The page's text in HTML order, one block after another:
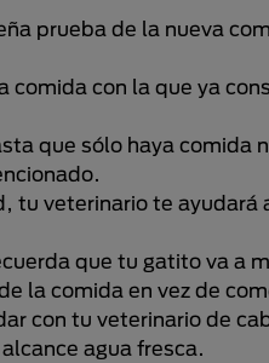
prueba de la nueva
comida con la que ya
que sólo haya comida
veterinario te ayudará
que tu gatito va a
la comida en vez de
con tu veterinario de
agua fresca.